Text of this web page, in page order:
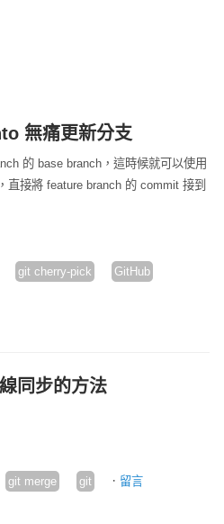
無痛更新分支
的 base branch，這時候就可以使用
直接將 feature branch 的 commit 接到
git cherry-pick GitHub
同步的方法
git merge git · 留言